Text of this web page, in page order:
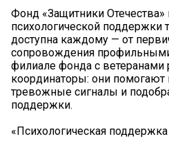
Фонд «Защитники Отечества»
психологической
доступна каждому — от
сопровождения
филиале фонда с
координаторы: они помогают
тревожные сигналы и
поддержки.
«Психологическая